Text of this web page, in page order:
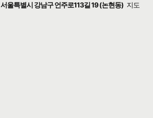
서울특별시 강남구 언주로113길 19 (논현동) 지도